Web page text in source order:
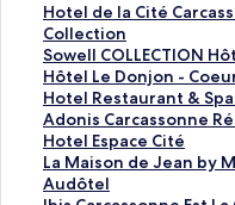
Hotel de la Cité
Collection
E
n
l
a
c
e
p
a
r
Sowell COLLECTION
E
n
l
a
c
e
p
Hôtel Le Donjon -
E
n
l
a
c
e
Hotel Restaurant &
E
n
l
a
c
Adonis Carcassonne
E
n
l
a
Hotel Espace Cité
E
n
l
La Maison de Jean by
E
n
Audôtel
E